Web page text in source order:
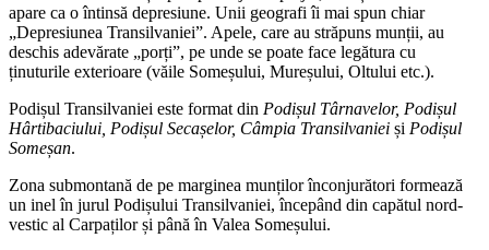
apare ca o întinsă depresiune. Unii geografi îi mai spun chiar
„Depresiunea Transilvaniei”. Apele, care au străpuns munții, au
deschis adevărate „porți”, pe unde se poate face legătura cu
ținuturile exterioare (văile Someșului, Mureșului, Oltului etc.).
Podișul Transilvaniei este format din Podișul Târnavelor, Podișul
Hârtibaciului, Podișul Secașelor, Câmpia Transilvaniei și Podișul
Someșan.
Zona submontană de pe marginea munților înconjurători formează
un inel în jurul Podișului Transilvaniei, începând din capătul nord-
vestic al Carpaților și până în Valea Someșului.